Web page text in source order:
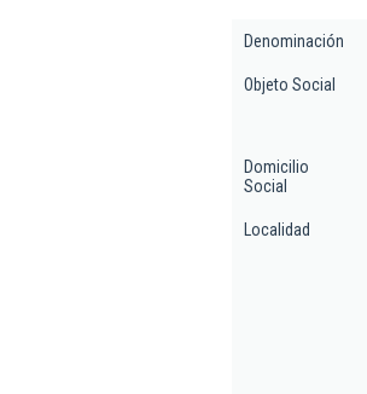
Denominación
Objeto Social
Domicilio
Social
Localidad